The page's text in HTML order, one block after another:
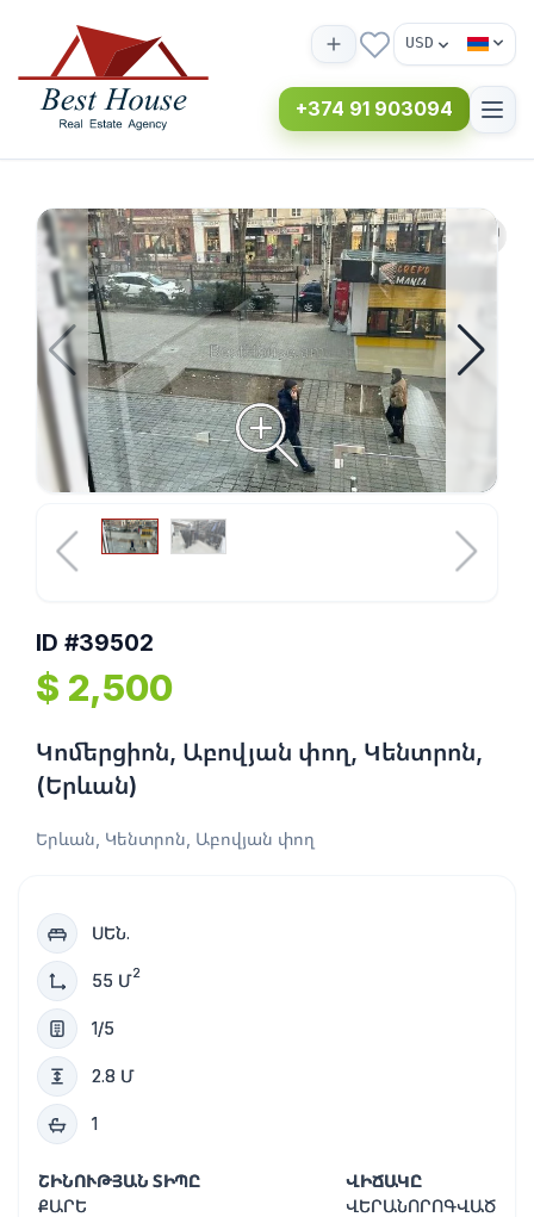
USD
+374 91 903094
ID #39502
$ 2,500
Կոմերցիոն, Աբովյան փող, Կենտրոն,
(Երևան)
Երևան, Կենտրոն, Աբովյան փող
ՍԵՆ.
55 Մ2
1/5
2.8 Մ
1
ՇԻՆՈՒԹՅԱՆ ՏԻՊԸ
ՔԱՐԵ
ՎԻՃԱԿԸ
ՎԵՐԱՆՈՐՈԳՎԱԾ